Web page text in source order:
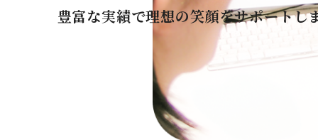
豊富な実績で理想の笑顔をサポートし